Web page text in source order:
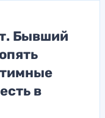
Бывший
в